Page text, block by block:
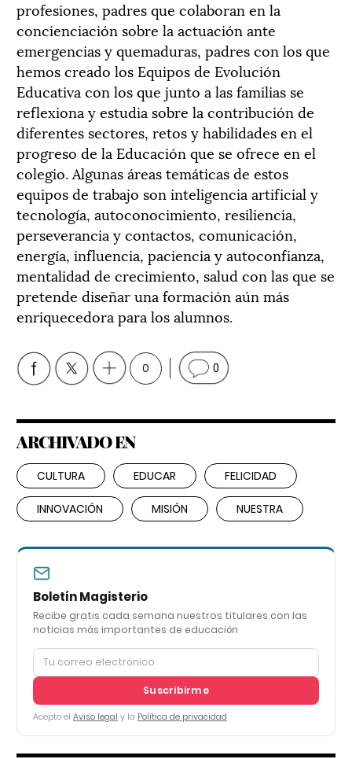
profesiones, padres que colaboran en la
concienciación sobre la actuación ante
emergencias y quemaduras, padres con los que
hemos creado los Equipos de Evolución
Educativa con los que junto a las familias se
reflexiona y estudia sobre la contribución de
diferentes sectores, retos y habilidades en el
progreso de la Educación que se ofrece en el
colegio. Algunas áreas temáticas de estos
equipos de trabajo son inteligencia artificial y
tecnología, autoconocimiento, resiliencia,
perseverancia y contactos, comunicación,
energía, influencia, paciencia y autoconfianza,
mentalidad de crecimiento, salud con las que se
pretende diseñar una formación aún más
enriquecedora para los alumnos.
0 0
ARCHIVADO EN
CULTURA EDUCAR FELICIDAD
INNOVACIÓN MISIÓN NUESTRA
Boletín Magisterio
Recibe gratis cada semana nuestros titulares con las
noticias más importantes de educación
Suscribirme
Acepto el Aviso legal y la Política de privacidad